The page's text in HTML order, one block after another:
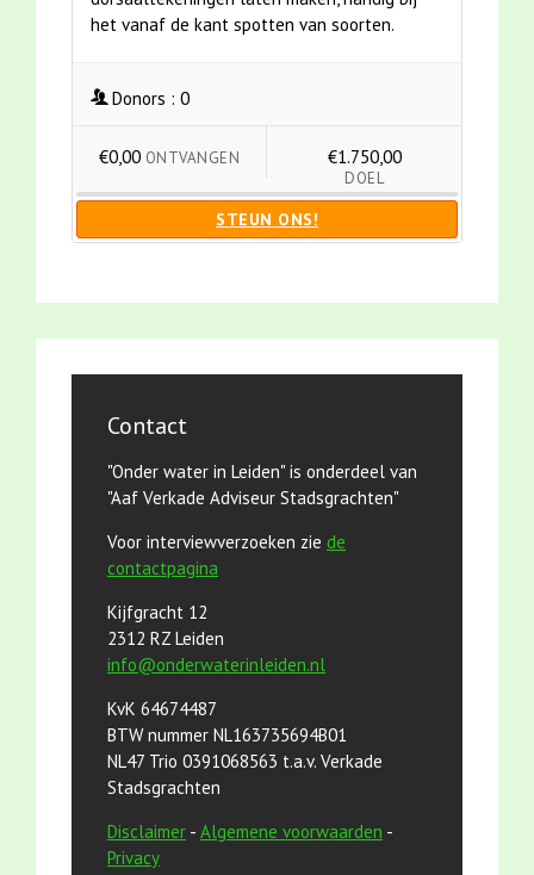
het vanaf de kant spotten van soorten.
Donors : 0
€0,00 ONTVANGEN €1.750,00
DOEL
STEUN ONS!
Contact
"Onder water in Leiden" is onderdeel van
"Aaf Verkade Adviseur Stadsgrachten"
Voor interviewverzoeken zie de
contactpagina
Kijfgracht 12
2312 RZ Leiden
info@onderwaterinleiden.nl
KvK 64674487
BTW nummer NL163735694B01
NL47 Trio 0391068563 t.a.v. Verkade
Stadsgrachten
Disclaimer - Algemene voorwaarden -
Privacy